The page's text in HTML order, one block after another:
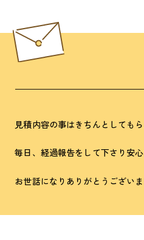
見積内容の事はきちんとしても
毎日、経過報告をして下さり安心
お世話になりありがとうございま